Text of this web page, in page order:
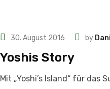
30. August 2016 by
Yoshis Story
Mit „Yoshi’s Island“ für das